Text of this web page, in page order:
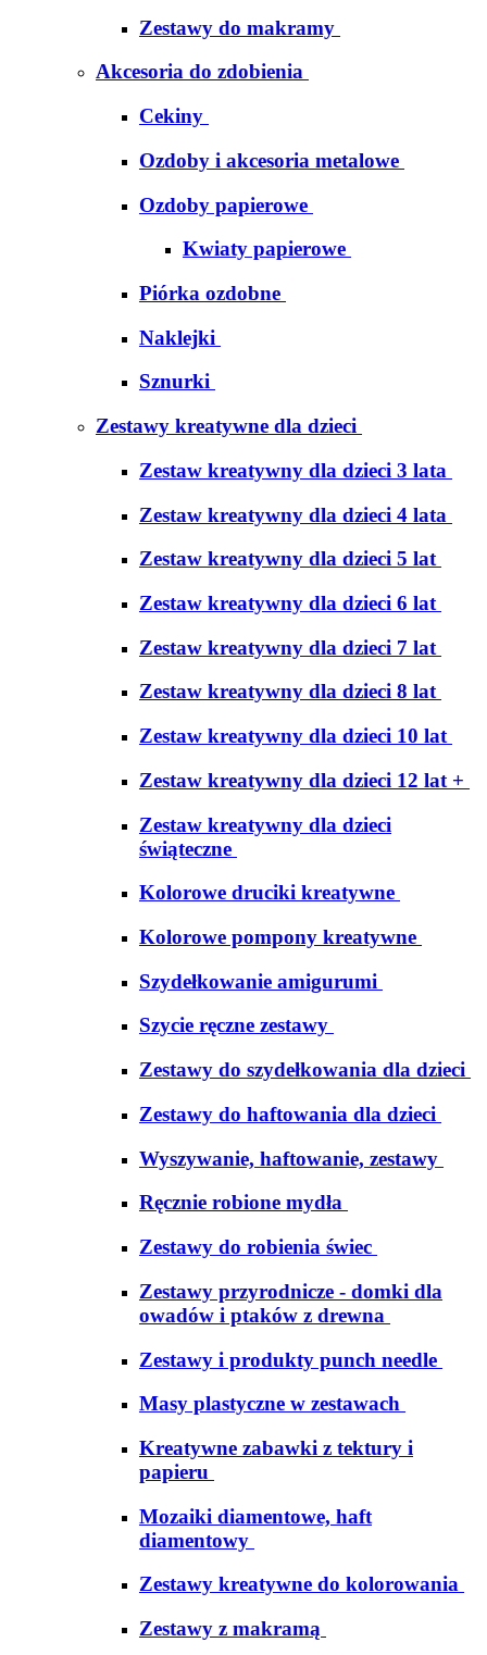
Zestawy do makramy
Akcesoria do zdobienia
Cekiny
Ozdoby i akcesoria metalowe
Ozdoby papierowe
Kwiaty papierowe
Piórka ozdobne
Naklejki
Sznurki
Zestawy kreatywne dla dzieci
Zestaw kreatywny dla dzieci 3 lata
Zestaw kreatywny dla dzieci 4 lata
Zestaw kreatywny dla dzieci 5 lat
Zestaw kreatywny dla dzieci 6 lat
Zestaw kreatywny dla dzieci 7 lat
Zestaw kreatywny dla dzieci 8 lat
Zestaw kreatywny dla dzieci 10 lat
Zestaw kreatywny dla dzieci 12 lat +
Zestaw kreatywny dla dzieci
świąteczne
Kolorowe druciki kreatywne
Kolorowe pompony kreatywne
Szydełkowanie amigurumi
Szycie ręczne zestawy
Zestawy do szydełkowania dla dzieci
Zestawy do haftowania dla dzieci
Wyszywanie, haftowanie, zestawy
Ręcznie robione mydła
Zestawy do robienia świec
Zestawy przyrodnicze - domki dla
owadów i ptaków z drewna
Zestawy i produkty punch needle
Masy plastyczne w zestawach
Kreatywne zabawki z tektury i
papieru
Mozaiki diamentowe, haft
diamentowy
Zestawy kreatywne do kolorowania
Zestawy z makramą